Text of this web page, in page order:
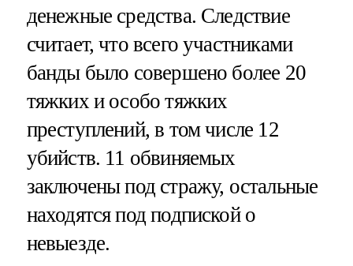
денежные средства. Следствие
считает, что всего участниками
банды было совершено более 20
тяжких и особо тяжких
преступлений, в том числе 12
убийств. 11 обвиняемых
заключены под стражу, остальные
находятся под подпиской о
невыезде.